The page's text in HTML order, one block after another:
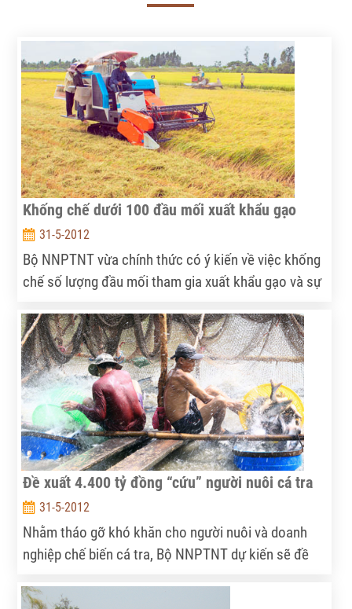
Khống chế dưới 100 đầu mối xuất khẩu gạo
31-5-2012
Bộ NNPTNT vừa chính thức có ý kiến về việc khống
chế số lượng đầu mối tham gia xuất khẩu gạo và sự
doanh nghiệp FDI.
Đề xuất 4.400 tỷ đồng “cứu” người nuôi cá tra
31-5-2012
Nhằm tháo gỡ khó khăn cho người nuôi và doanh
nghiệp chế biến cá tra, Bộ NNPTNT dự kiến sẽ đề
và tiêu thụ cá tra với kinh phí 4.400 tỷ đồng.